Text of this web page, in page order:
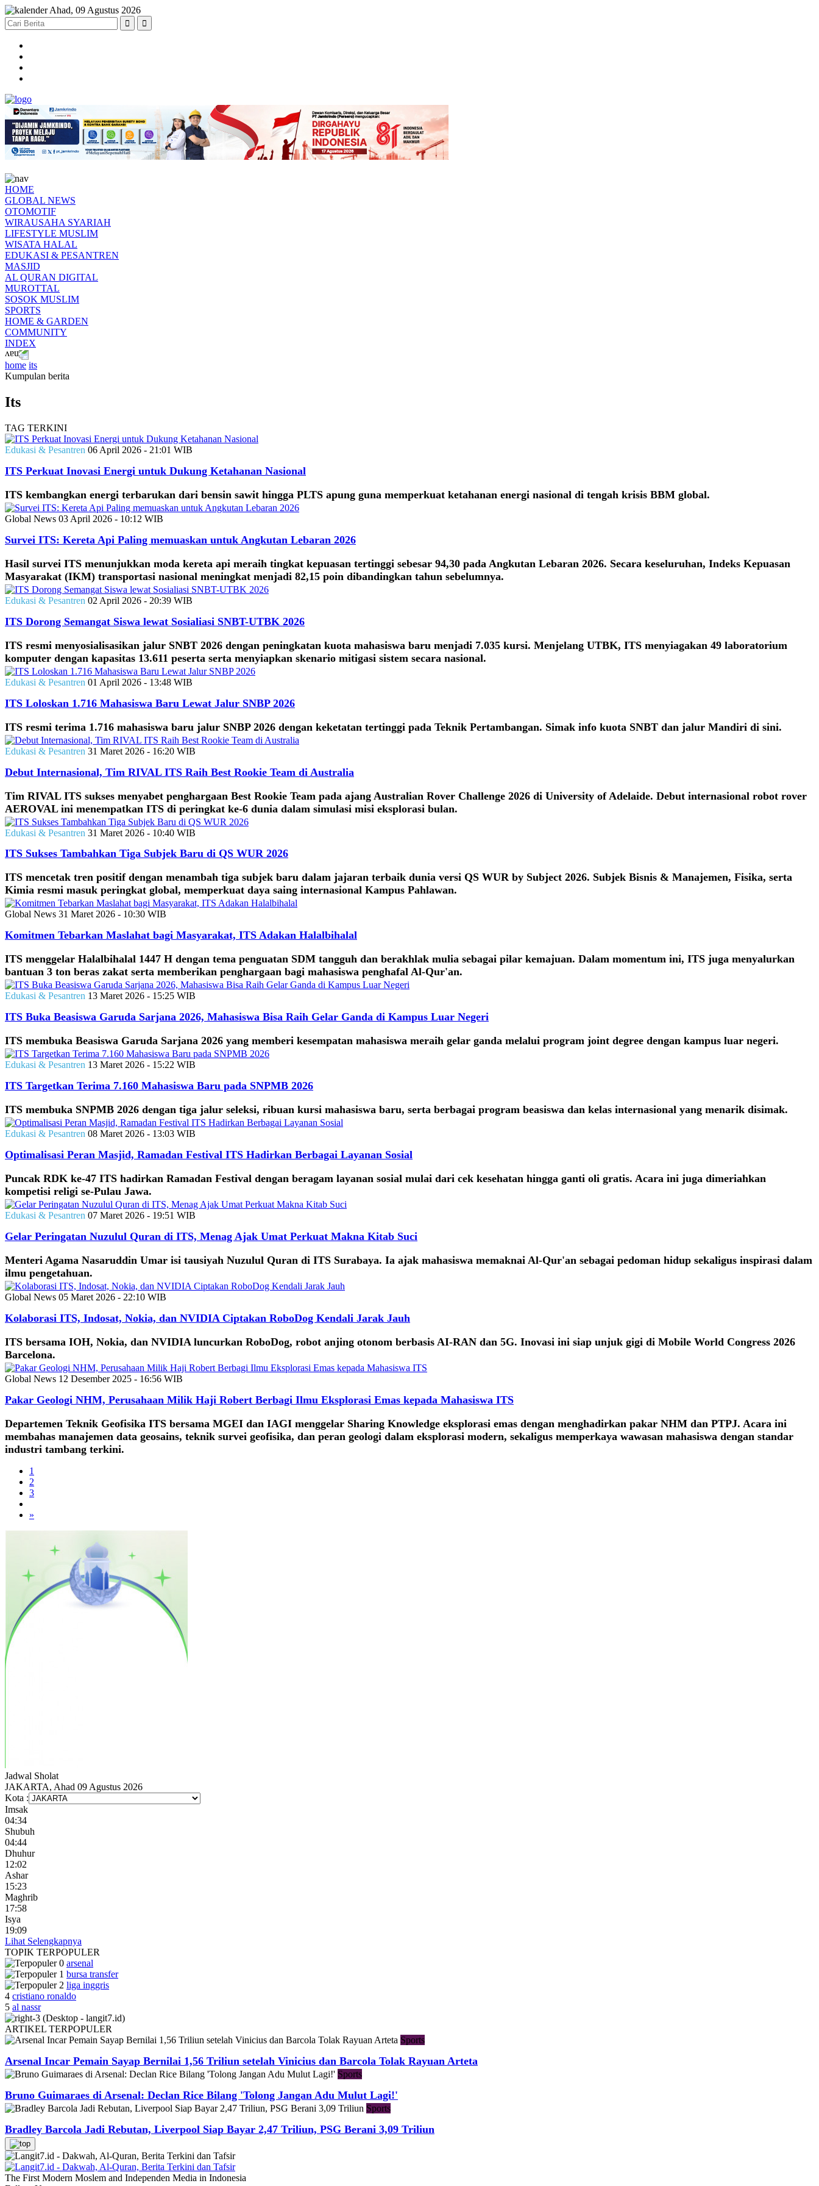
Ahad, 09 Agustus 2026
HOME
GLOBAL NEWS
OTOMOTIF
WIRAUSAHA SYARIAH
LIFESTYLE MUSLIM
WISATA HALAL
EDUKASI & PESANTREN
MASJID
AL QURAN DIGITAL
MUROTTAL
SOSOK MUSLIM
SPORTS
HOME & GARDEN
COMMUNITY
INDEX
home its
Kumpulan berita
Its
TAG TERKINI
Edukasi & Pesantren 06 April 2026 - 21:01 WIB
ITS Perkuat Inovasi Energi untuk Dukung Ketahanan Nasional
ITS kembangkan energi terbarukan dari bensin sawit hingga PLTS apung guna memperkuat ketahanan energi nasional di tengah krisis BBM global.
Global News 03 April 2026 - 10:12 WIB
Survei ITS: Kereta Api Paling memuaskan untuk Angkutan Lebaran 2026
Hasil survei ITS menunjukkan moda kereta api meraih tingkat kepuasan tertinggi sebesar 94,30 pada Angkutan Lebaran 2026. Secara keseluruhan, Indeks Kepuasan
Masyarakat (IKM) transportasi nasional meningkat menjadi 82,15 poin dibandingkan tahun sebelumnya.
Edukasi & Pesantren 02 April 2026 - 20:39 WIB
ITS Dorong Semangat Siswa lewat Sosialiasi SNBT-UTBK 2026
ITS resmi menyosialisasikan jalur SNBT 2026 dengan peningkatan kuota mahasiswa baru menjadi 7.035 kursi. Menjelang UTBK, ITS menyiagakan 49 laboratorium
komputer dengan kapasitas 13.611 peserta serta menyiapkan skenario mitigasi sistem secara nasional.
Edukasi & Pesantren 01 April 2026 - 13:48 WIB
ITS Loloskan 1.716 Mahasiswa Baru Lewat Jalur SNBP 2026
ITS resmi terima 1.716 mahasiswa baru jalur SNBP 2026 dengan keketatan tertinggi pada Teknik Pertambangan. Simak info kuota SNBT dan jalur Mandiri di sini.
Edukasi & Pesantren 31 Maret 2026 - 16:20 WIB
Debut Internasional, Tim RIVAL ITS Raih Best Rookie Team di Australia
Tim RIVAL ITS sukses menyabet penghargaan Best Rookie Team pada ajang Australian Rover Challenge 2026 di University of Adelaide. Debut internasional robot rover
AEROVAL ini menempatkan ITS di peringkat ke-6 dunia dalam simulasi misi eksplorasi bulan.
Edukasi & Pesantren 31 Maret 2026 - 10:40 WIB
ITS Sukses Tambahkan Tiga Subjek Baru di QS WUR 2026
ITS mencetak tren positif dengan menambah tiga subjek baru dalam jajaran terbaik dunia versi QS WUR by Subject 2026. Subjek Bisnis & Manajemen, Fisika, serta
Kimia resmi masuk peringkat global, memperkuat daya saing internasional Kampus Pahlawan.
Global News 31 Maret 2026 - 10:30 WIB
Komitmen Tebarkan Maslahat bagi Masyarakat, ITS Adakan Halalbihalal
ITS menggelar Halalbihalal 1447 H dengan tema penguatan SDM tangguh dan berakhlak mulia sebagai pilar kemajuan. Dalam momentum ini, ITS juga menyalurkan
bantuan 3 ton beras zakat serta memberikan penghargaan bagi mahasiswa penghafal Al-Qur'an.
Edukasi & Pesantren 13 Maret 2026 - 15:25 WIB
ITS Buka Beasiswa Garuda Sarjana 2026, Mahasiswa Bisa Raih Gelar Ganda di Kampus Luar Negeri
ITS membuka Beasiswa Garuda Sarjana 2026 yang memberi kesempatan mahasiswa meraih gelar ganda melalui program joint degree dengan kampus luar negeri.
Edukasi & Pesantren 13 Maret 2026 - 15:22 WIB
ITS Targetkan Terima 7.160 Mahasiswa Baru pada SNPMB 2026
ITS membuka SNPMB 2026 dengan tiga jalur seleksi, ribuan kursi mahasiswa baru, serta berbagai program beasiswa dan kelas internasional yang menarik disimak.
Edukasi & Pesantren 08 Maret 2026 - 13:03 WIB
Optimalisasi Peran Masjid, Ramadan Festival ITS Hadirkan Berbagai Layanan Sosial
Puncak RDK ke-47 ITS hadirkan Ramadan Festival dengan beragam layanan sosial mulai dari cek kesehatan hingga ganti oli gratis. Acara ini juga dimeriahkan
kompetisi religi se-Pulau Jawa.
Edukasi & Pesantren 07 Maret 2026 - 19:51 WIB
Gelar Peringatan Nuzulul Quran di ITS, Menag Ajak Umat Perkuat Makna Kitab Suci
Menteri Agama Nasaruddin Umar isi tausiyah Nuzulul Quran di ITS Surabaya. Ia ajak mahasiswa memaknai Al-Qur'an sebagai pedoman hidup sekaligus inspirasi dalam
ilmu pengetahuan.
Global News 05 Maret 2026 - 22:10 WIB
Kolaborasi ITS, Indosat, Nokia, dan NVIDIA Ciptakan RoboDog Kendali Jarak Jauh
ITS bersama IOH, Nokia, dan NVIDIA luncurkan RoboDog, robot anjing otonom berbasis AI-RAN dan 5G. Inovasi ini siap unjuk gigi di Mobile World Congress 2026
Barcelona.
Global News 12 Desember 2025 - 16:56 WIB
Pakar Geologi NHM, Perusahaan Milik Haji Robert Berbagi Ilmu Eksplorasi Emas kepada Mahasiswa ITS
Departemen Teknik Geofisika ITS bersama MGEI dan IAGI menggelar Sharing Knowledge eksplorasi emas dengan menghadirkan pakar NHM dan PTPJ. Acara ini
membahas manajemen data geosains, teknik survei geofisika, dan peran geologi dalam eksplorasi modern, sekaligus memperkaya wawasan mahasiswa dengan standar
industri tambang terkini.
1
2
3
»
Jadwal Sholat
JAKARTA, Ahad 09 Agustus 2026
Kota :
Imsak
04:34
Shubuh
04:44
Dhuhur
12:02
Ashar
15:23
Maghrib
17:58
Isya
19:09
Lihat Selengkapnya
TOPIK TERPOPULER
arsenal
bursa transfer
liga inggris
4 cristiano ronaldo
5 al nassr
ARTIKEL TERPOPULER
Sports
Arsenal Incar Pemain Sayap Bernilai 1,56 Triliun setelah Vinicius dan Barcola Tolak Rayuan Arteta
Sports
Bruno Guimaraes di Arsenal: Declan Rice Bilang 'Tolong Jangan Adu Mulut Lagi!'
Sports
Bradley Barcola Jadi Rebutan, Liverpool Siap Bayar 2,47 Triliun, PSG Berani 3,09 Triliun
The First Modern Moslem and Independen Media in Indonesia